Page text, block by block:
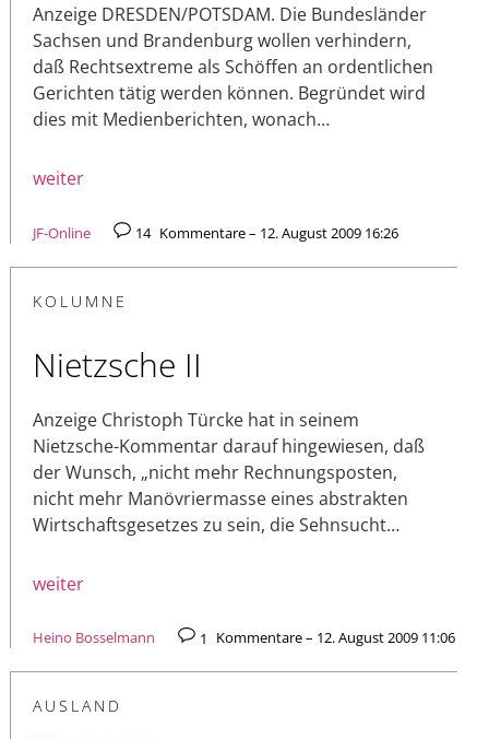
Anzeige DRESDEN/POTSDAM. Die Bundesländer
Sachsen und Brandenburg wollen verhindern,
daß Rechtsextreme als Schöffen an ordentlichen
Gerichten tätig werden können. Begründet wird
dies mit Medienberichten, wonach…
weiter
JF-Online 14 Kommentare – 12. August 2009 16:26
KOLUMNE
Nietzsche II
Anzeige Christoph Türcke hat in seinem
Nietzsche-Kommentar darauf hingewiesen, daß
der Wunsch, „nicht mehr Rechnungsposten,
nicht mehr Manövriermasse eines abstrakten
Wirtschaftsgesetzes zu sein, die Sehnsucht…
weiter
Heino Bosselmann 1 Kommentare – 12. August 2009 11:06
AUSLAND